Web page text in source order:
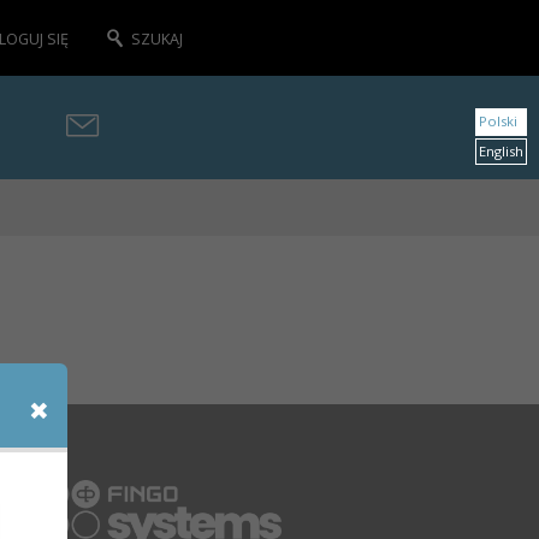
SIĘ SZUKAJ
Polski
English